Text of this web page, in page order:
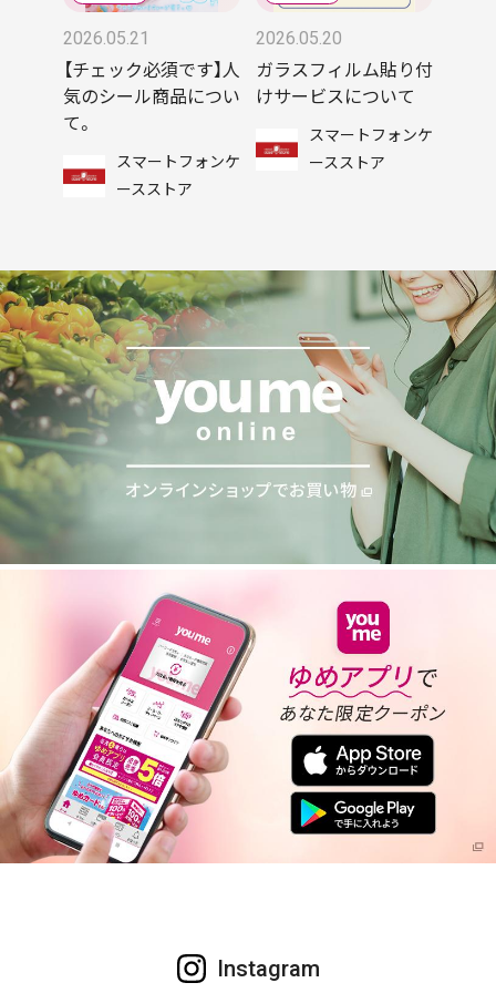
2026.05.21
【チェック必須です】人
気のシール商品につい
て。
スマートフォンケ
ースストア
2026.05.20
ガラスフィルム貼り付
けサービスについて
スマートフォンケ
ースストア
Instagram